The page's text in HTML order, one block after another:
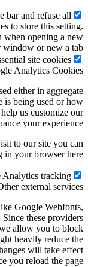
of message bar
need 2 cookies to
again when
browser
disable essential
Google
that is used
our website is
are, or to help us
order to enhance
track your visit to
tracking in your
Google
Other
services like
providers. Since
IP address we
that this might
of our site. Changes
once you